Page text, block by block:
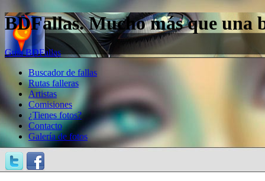
BDFallas. Mucho más que una
Guía BDFallas
Buscador de fallas
Rutas falleras
Artistas
Comisiones
¿Tienes fotos?
Contacto
Galería de fotos